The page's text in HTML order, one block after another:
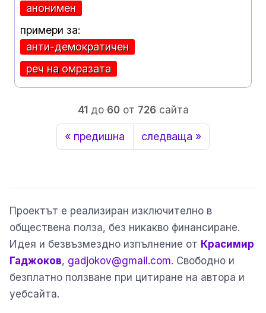
анонимен
примери за:
анти-демократичен
реч на омразата
41до 60от 726сайта
« предишна следваща »
Проектът е реализиран изключително в
обществена полза, без никакво финансиране.
Идея и безвъзмездно изпълнение от Красимир
Гаджоков, gadjokov@gmail.com. Свободно и
безплатно ползване при цитиране на автора и
уебсайта.